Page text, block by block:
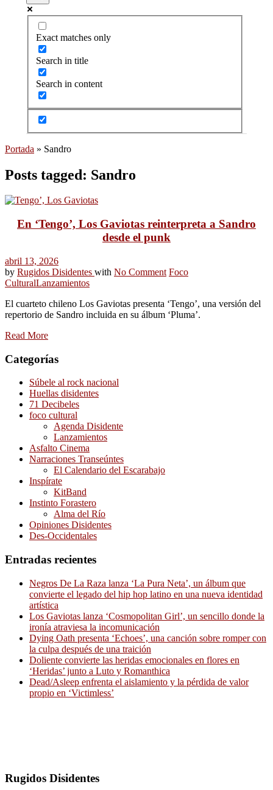
Exact matches only
Search in title
Search in content
Portada » Sandro
Posts tagged: Sandro
En ‘Tengo’, Los Gaviotas reinterpreta a Sandro
desde el punk
abril 13, 2026
by Rugidos Disidentes with No Comment Foco
CulturalLanzamientos
El cuarteto chileno Los Gaviotas presenta ‘Tengo’, una versión del
repertorio de Sandro incluida en su álbum ‘Pluma’.
Read More
Categorías
Súbele al rock nacional
Huellas disidentes
71 Decibeles
foco cultural
Agenda Disidente
Lanzamientos
Asfalto Cinema
Narraciones Transeúntes
El Calendario del Escarabajo
Inspírate
KitBand
Instinto Forastero
Alma del Río
Opiniones Disidentes
Des-Occidentales
Entradas recientes
Negros De La Raza lanza ‘La Pura Neta’, un álbum que
convierte el legado del hip hop latino en una nueva identidad
artística
Los Gaviotas lanza ‘Cosmopolitan Girl’, un sencillo donde la
ironía atraviesa la incomunicación
Dying Oath presenta ‘Echoes’, una canción sobre romper con
la culpa después de una traición
Doliente convierte las heridas emocionales en flores en
‘Heridas’ junto a Luto y Romanthica
Dead/Asleep enfrenta el aislamiento y la pérdida de valor
propio en ‘Victimless’
Rugidos Disidentes